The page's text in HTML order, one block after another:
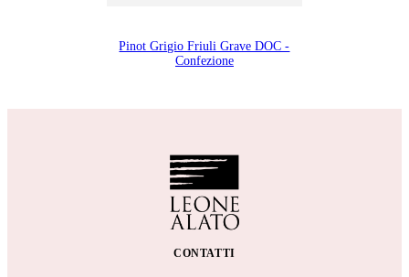
Pinot Grigio Friuli Grave DOC -
Confezione
CONTATTI